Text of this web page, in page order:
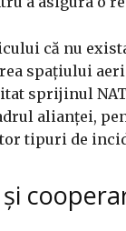
că nu
spațiului
sprijinul
alianței,
tipuri de